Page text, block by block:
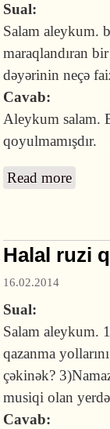
Sual:
Salam aleykum.
maraqlandıran
dəyərinin neçə
Cavab:
Aleykum salam.
qoyulmamışdır.
Read more
Halal ruzi
16.02.2014
Sual:
Salam aleykum.
qazanma
çəkinək?
musiqi olan
Cavab: